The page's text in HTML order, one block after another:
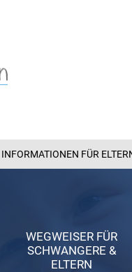
INFORMATIONEN FÜR
WEGWEISER FÜR
SCHWANGERE &
ELTERN